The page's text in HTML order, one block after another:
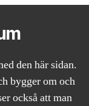
den här sidan.
bygger om och
också att man